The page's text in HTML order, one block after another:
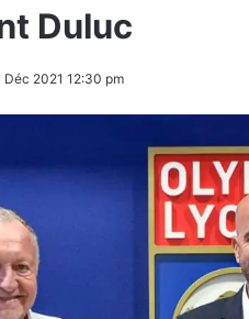
Duluc
Déc 2021 12:30 pm